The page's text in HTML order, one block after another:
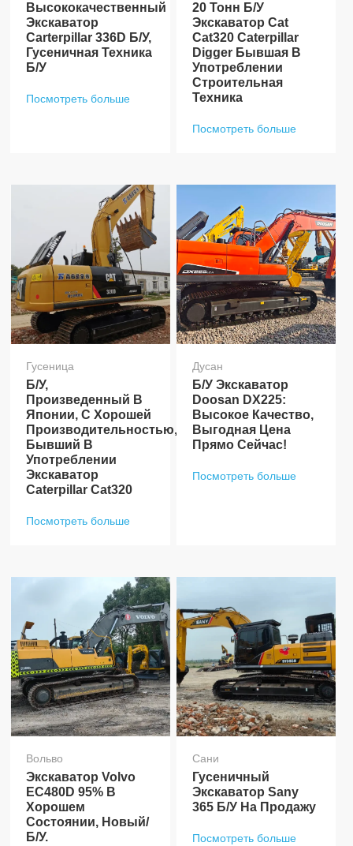
Высококачественный
Экскаватор
Carterpillar 336D Б/у,
Гусеничная Техника
Б/у
Посмотреть больше
20 Тонн Б/у
Экскаватор Cat
Cat320 Caterpillar
Digger Бывшая В
Употреблении
Строительная
Техника
Посмотреть больше
Гусеница
Б/у,
Произведенный В
Японии, С Хорошей
Производительностью,
Бывший В
Употреблении
Экскаватор
Caterpillar Cat320
Посмотреть больше
Дусан
Б/у Экскаватор
Doosan DX225:
Высокое Качество,
Выгодная Цена
Прямо Сейчас!
Посмотреть больше
Вольво
Экскаватор Volvo
EC480D 95% В
Хорошем
Состоянии, Новый/
Б/у.
Сани
Гусеничный
Экскаватор Sany
365 Б/у На Продажу
Посмотреть больше